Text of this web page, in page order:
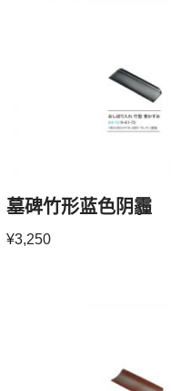
墓碑竹形蓝色阴霾
¥3,250